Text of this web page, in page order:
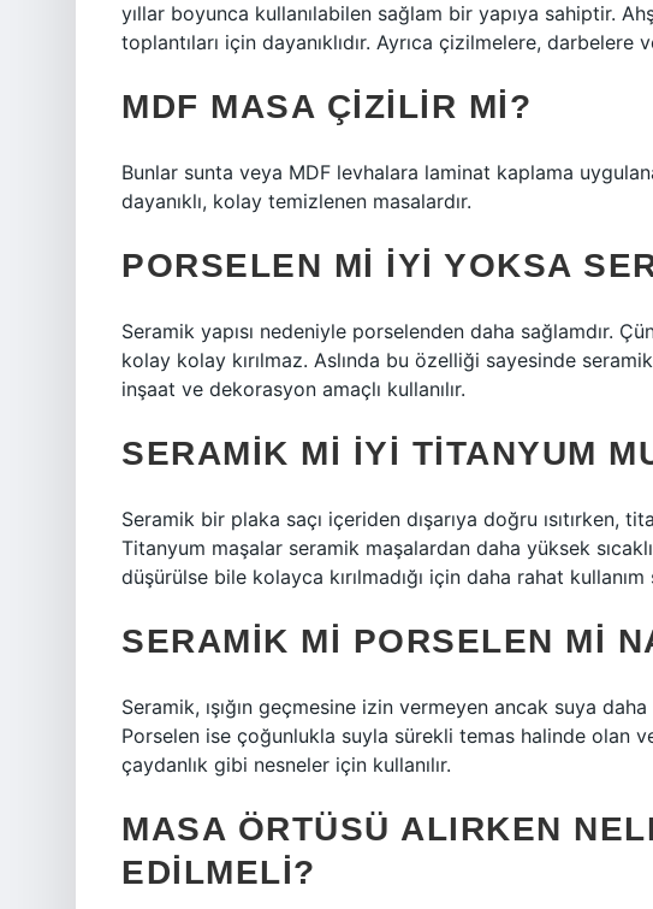
yıllar boyunca kullanılabilen sağlam bir yapıya sahiptir.
toplantıları için dayanıklıdır. Ayrıca çizilmelere, darbelere
MDF MASA ÇIZILIR MI?
Bunlar sunta veya MDF levhalara laminat kaplama
dayanıklı, kolay temizlenen masalardır.
PORSELEN MI IYI YOKSA
Seramik yapısı nedeniyle porselenden daha sağlamdır.
kolay kolay kırılmaz. Aslında bu özelliği sayesinde
inşaat ve dekorasyon amaçlı kullanılır.
SERAMIK MI IYI TITANYUM
Seramik bir plaka saçı içeriden dışarıya doğru ısıtırken,
Titanyum maşalar seramik maşalardan daha yüksek
düşürülse bile kolayca kırılmadığı için daha rahat
SERAMIK MI PORSELEN MI
Seramik, ışığın geçmesine izin vermeyen ancak suya
Porselen ise çoğunlukla suyla sürekli temas halinde olan
çaydanlık gibi nesneler için kullanılır.
MASA ÖRTÜSÜ ALIRKEN
EDILMELI?